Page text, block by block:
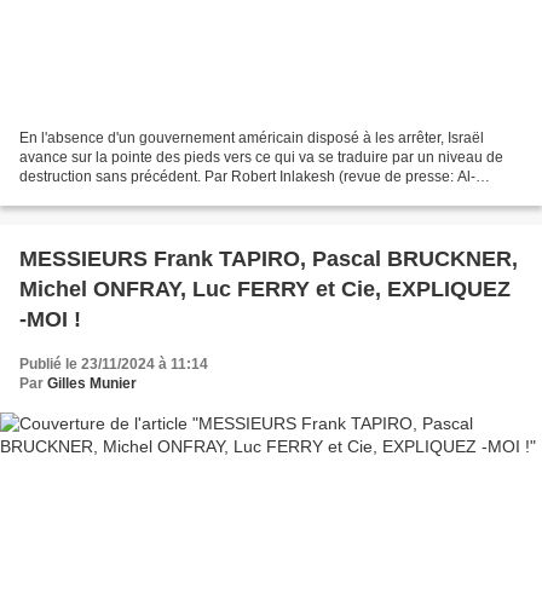
En l'absence d'un gouvernement américain disposé à les arrêter, Israël
avance sur la pointe des pieds vers ce qui va se traduire par un niveau de
destruction sans précédent. Par Robert Inlakesh (revue de presse: Al-
MESSIEURS Frank TAPIRO, Pascal BRUCKNER,
Michel ONFRAY, Luc FERRY et Cie, EXPLIQUEZ
-MOI !
Publié le 23/11/2024 à 11:14
Par Gilles Munier